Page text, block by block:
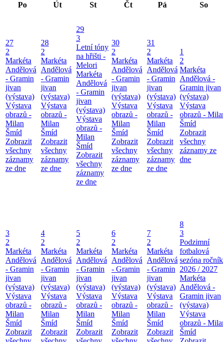
Po
Út St Čt Pá So
27
2
Markéta
Andělová
- Gramin
jivan
(výstava)
Výstava
obrazů -
Milan
Šmíd
Zobrazit
všechny
záznamy
ze dne
28
2
Markéta
Andělová
- Gramin
jivan
(výstava)
Výstava
obrazů -
Milan
Šmíd
Zobrazit
všechny
záznamy
ze dne
29
3
Letní tóny
na hřišti -
Melori
Markéta
Andělová
- Gramin
jivan
(výstava)
Výstava
obrazů -
Milan
Šmíd
Zobrazit
všechny
záznamy
ze dne
30
2
Markéta
Andělová
- Gramin
jivan
(výstava)
Výstava
obrazů -
Milan
Šmíd
Zobrazit
všechny
záznamy
ze dne
31
2
Markéta
Andělová
- Gramin
jivan
(výstava)
Výstava
obrazů -
Milan
Šmíd
Zobrazit
všechny
záznamy
ze dne
1
2
Markéta
Andělová -
Gramin jivan
(výstava)
Výstava
obrazů -
Šmíd
Zobrazit
všechny
záznamy ze
dne
3
2
Markéta
Andělová
- Gramin
jivan
(výstava)
Výstava
obrazů -
Milan
Šmíd
Zobrazit
4
2
Markéta
Andělová
- Gramin
jivan
(výstava)
Výstava
obrazů -
Milan
Šmíd
Zobrazit
5
2
Markéta
Andělová
- Gramin
jivan
(výstava)
Výstava
obrazů -
Milan
Šmíd
Zobrazit
6
2
Markéta
Andělová
- Gramin
jivan
(výstava)
Výstava
obrazů -
Milan
Šmíd
Zobrazit
7
2
Markéta
Andělová
- Gramin
jivan
(výstava)
Výstava
obrazů -
Milan
Šmíd
Zobrazit
8
3
Podzimní
fotbalová
sezóna
2026 / 2027
Markéta
Andělová -
Gramin jivan
(výstava)
Výstava
obrazů -
Šmíd